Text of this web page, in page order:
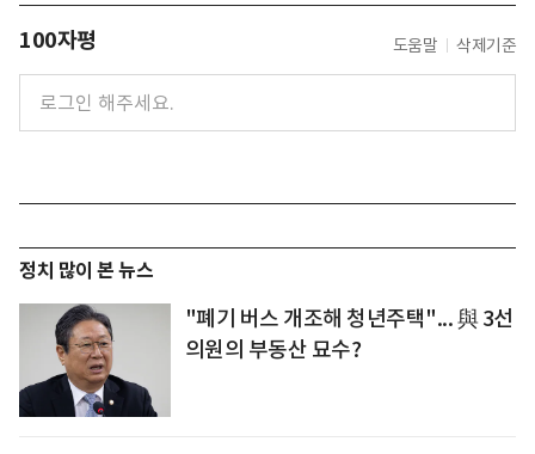
100자평 도움말 삭제기준
정치 많이 본 뉴스
"폐기 버스 개조해 청년주택"... 與 3선
의원의 부동산 묘수?